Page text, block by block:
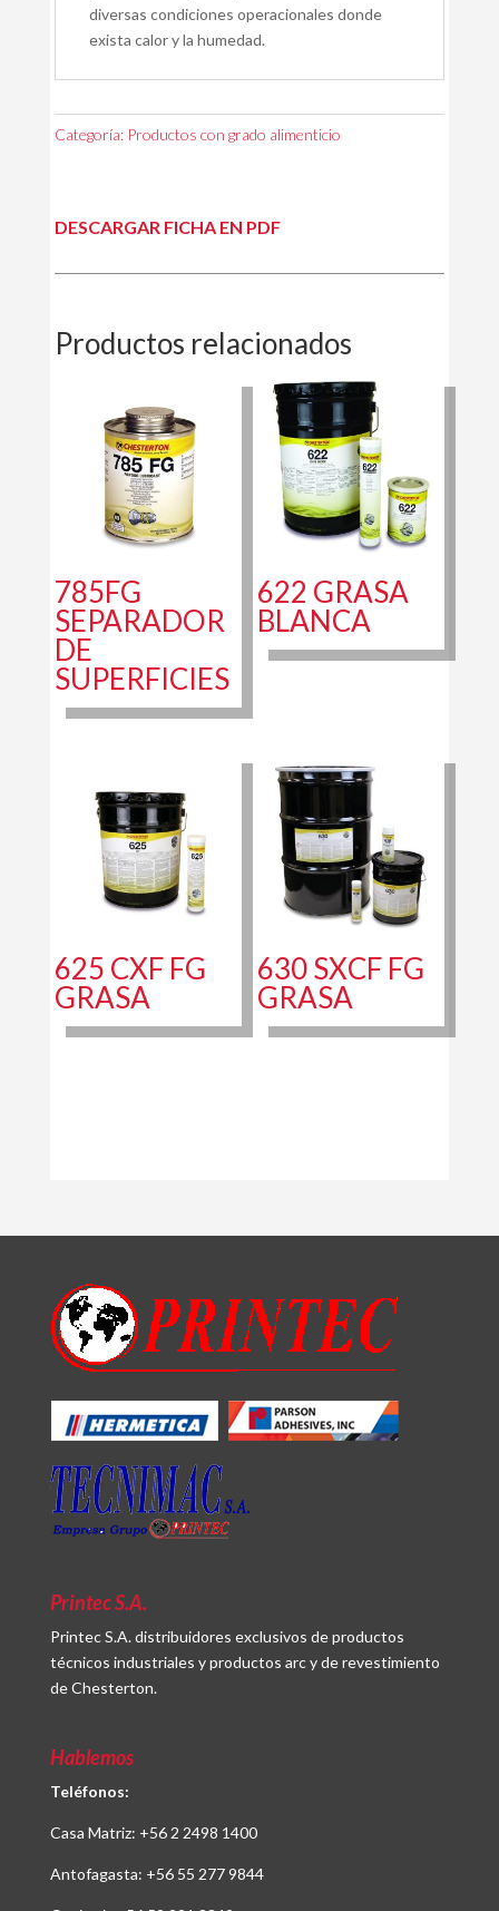
diversas condiciones operacionales donde
exista calor y la humedad.
Categoría: Productos con grado alimenticio
DESCARGAR FICHA EN PDF
Productos relacionados
785FG
SEPARADOR
DE
SUPERFICIES
622 GRASA
BLANCA
625 CXF FG
GRASA
630 SXCF FG
GRASA
Printec S.A.
Printec S.A. distribuidores exclusivos de productos
técnicos industriales y productos arc y de revestimiento
de Chesterton.
Hablemos
Teléfonos:
Casa Matriz: +56 2 2498 1400
Antofagasta: +56 55 277 9844